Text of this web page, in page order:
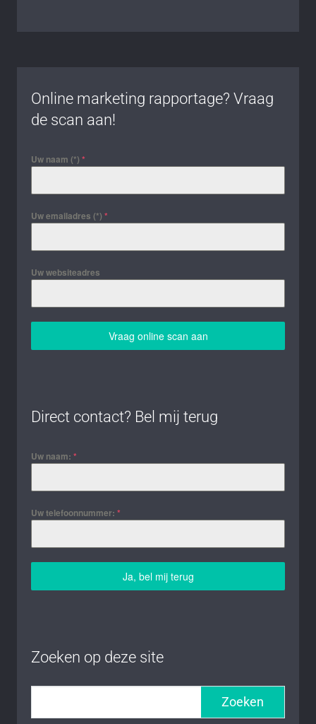
Online marketing rapportage? Vraag
de scan aan!
Uw naam (*) *
Uw emailadres (*) *
Uw websiteadres
Vraag online scan aan
Direct contact? Bel mij terug
Uw naam: *
Uw telefoonnummer: *
Ja, bel mij terug
Zoeken op deze site
Zoeken